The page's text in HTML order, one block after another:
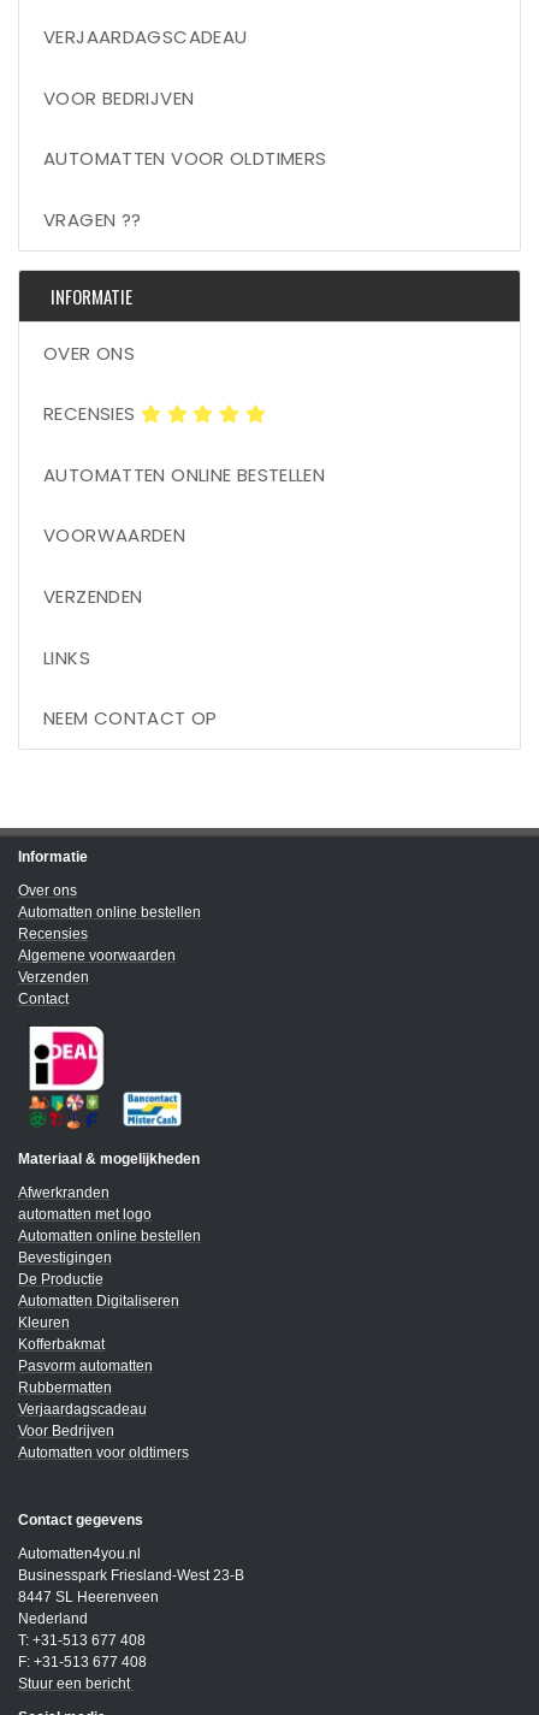
VERJAARDAGSCADEAU
VOOR BEDRIJVEN
AUTOMATTEN VOOR OLDTIMERS
VRAGEN ??
INFORMATIE
OVER ONS
RECENSIES
AUTOMATTEN ONLINE BESTELLEN
VOORWAARDEN
VERZENDEN
LINKS
NEEM CONTACT OP
Informatie
Over ons
Automatten online bestellen
Recensies
Algemene voorwaarden
Verzenden
Contact
Materiaal & mogelijkheden
Afwerkranden
automatten met logo
Automatten online bestellen
Bevestigingen
De Productie
Automatten Digitaliseren
Kleuren
Kofferbakmat
Pasvorm automatten
Rubbermatten
Verjaardagscadeau
Voor Bedrijven
Automatten voor oldtimers
Contact gegevens
Automatten4you.nl
Businesspark Friesland-West 23-B
8447 SL Heerenveen
Nederland
T: +31-513 677 408
F: +31-513 677 408
Stuur een bericht